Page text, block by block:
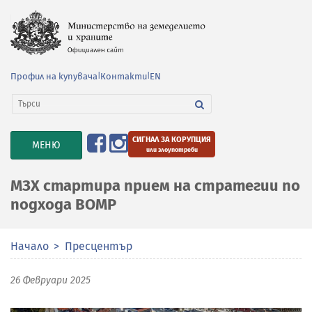
Профил на купувача Контакти EN
TOGGLE
NAVIGATION
МЕНЮ СИГНАЛ ЗА КОРУПЦИЯ
или злоупотреби
МЗХ стартира прием на стратегии по
подхода ВОМР
Начало Пресцентър
26 Февруари 2025